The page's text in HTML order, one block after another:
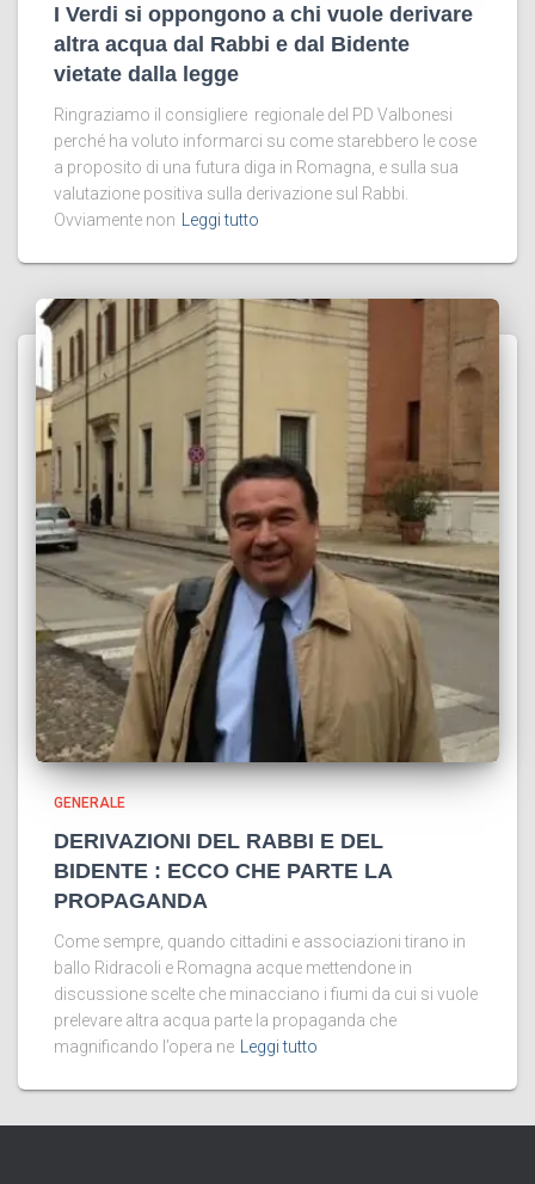
I Verdi si oppongono a chi vuole derivare
altra acqua dal Rabbi e dal Bidente
vietate dalla legge
Ringraziamo il consigliere regionale del PD Valbonesi
perché ha voluto informarci su come starebbero le cose
a proposito di una futura diga in Romagna, e sulla sua
valutazione positiva sulla derivazione sul Rabbi.
Ovviamente non
Leggi tutto
GENERALE
DERIVAZIONI DEL RABBI E DEL
BIDENTE : ECCO CHE PARTE LA
PROPAGANDA
Come sempre, quando cittadini e associazioni tirano in
ballo Ridracoli e Romagna acque mettendone in
discussione scelte che minacciano i fiumi da cui si vuole
prelevare altra acqua parte la propaganda che
magnificando l’opera ne
Leggi tutto